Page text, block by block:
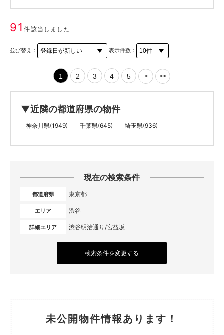
91件該当しました
並び替え： 表示件数：
1 2 3 4 5 > >>
▼近隣の都道府県の物件
神奈川県(1949) 千葉県(645) 埼玉県(936)
現在の検索条件
都道府県 東京都
エリア 渋谷
詳細エリア 渋谷明治通り/宮益坂
検索条件を変更する
未公開物件情報あります！